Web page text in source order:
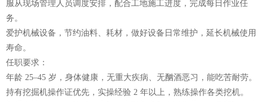
服从现场管理人员调度安排，配合工地施工进度，完成每日作业任
务。
爱护机械设备，节约油料、耗材，做好设备日常维护，延长机械使用
寿命。
任职要求：
年龄 25–45 岁，身体健康，无重大疾病、无酗酒恶习，能吃苦耐劳。
持有挖掘机操作证优先，实操经验 2 年以上，熟练操作各类挖机。